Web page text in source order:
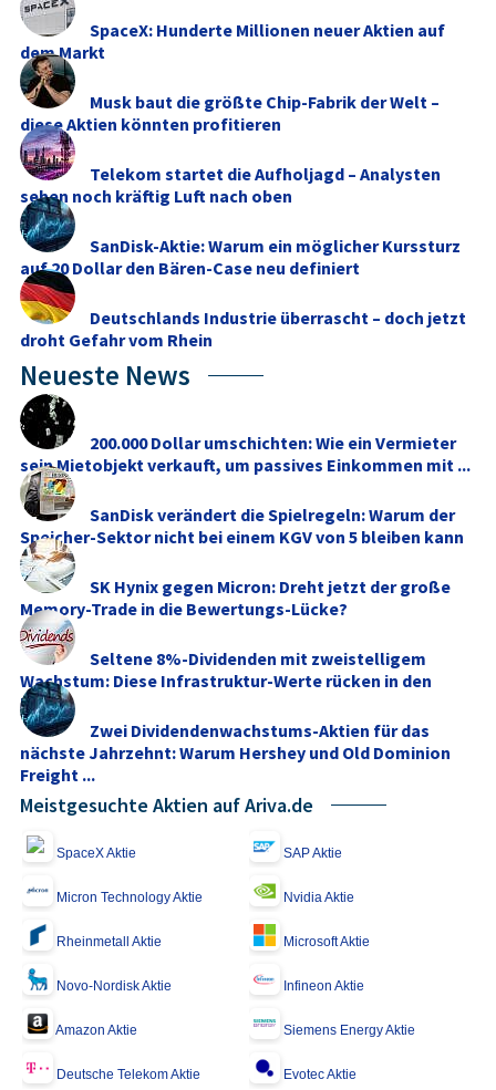
SpaceX: Hunderte Millionen neuer Aktien auf
dem Markt
Musk baut die größte Chip-Fabrik der Welt –
diese Aktien könnten profitieren
Telekom startet die Aufholjagd – Analysten
sehen noch kräftig Luft nach oben
SanDisk-Aktie: Warum ein möglicher Kurssturz
auf 20 Dollar den Bären-Case neu definiert
Deutschlands Industrie überrascht – doch jetzt
droht Gefahr vom Rhein
Neueste News
200.000 Dollar umschichten: Wie ein Vermieter
sein Mietobjekt verkauft, um passives Einkommen mit ...
SanDisk verändert die Spielregeln: Warum der
Speicher-Sektor nicht bei einem KGV von 5 bleiben kann
SK Hynix gegen Micron: Dreht jetzt der große
Memory‑Trade in die Bewertungs-Lücke?
Seltene 8%-Dividenden mit zweistelligem
Wachstum: Diese Infrastruktur-Werte rücken in den
Fokus
Zwei Dividendenwachstums-Aktien für das
nächste Jahrzehnt: Warum Hershey und Old Dominion
Freight ...
Meistgesuchte Aktien auf Ariva.de
SpaceX Aktie SAP Aktie
Micron Technology Aktie Nvidia Aktie
Rheinmetall Aktie Microsoft Aktie
Novo-Nordisk Aktie Infineon Aktie
Amazon Aktie Siemens Energy Aktie
Deutsche Telekom Aktie Evotec Aktie